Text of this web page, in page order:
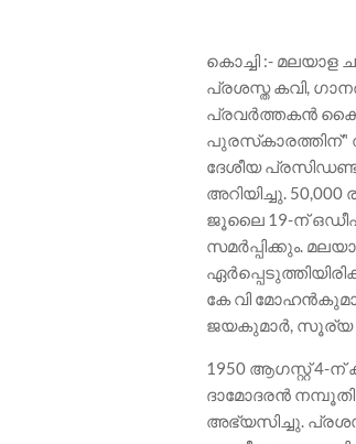
കൊച്ചി :-
പ്രശസ്ത‌ കവി,
പ്രവർത്തകൻ
പുരസ്‌കാരത്തിന്"
ദേശീയ
അറിയിച്ചു.
ജൂലൈ 19-ന്
സമർപ്പിക്കും.
കേ വി
ജയകുമാർ, സൂര്യ
1950 ആഗസ്റ്റ് 4-
ദാമോദരൻ
അഭ്യസിച്ചു.